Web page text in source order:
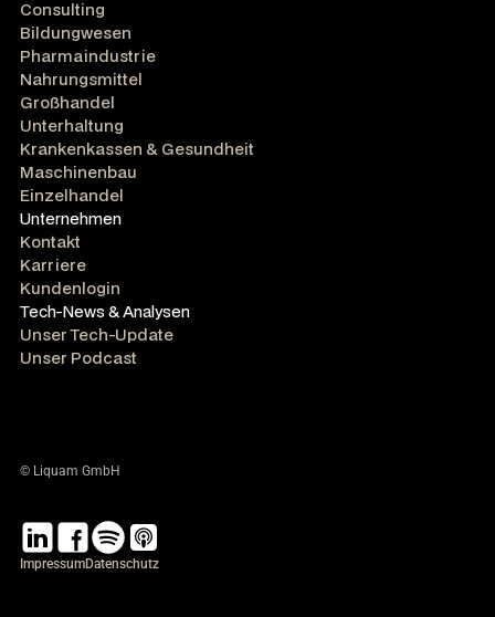
Consulting
Bildungwesen
Pharmaindustrie
Nahrungsmittel
Großhandel
Unterhaltung
Krankenkassen & Gesundheit
Maschinenbau
Einzelhandel
Unternehmen
Kontakt
Karriere
Kundenlogin
Tech-News & Analysen
Unser Tech-Update
Unser Podcast
© Liquam GmbH
ImpressumDatenschutz